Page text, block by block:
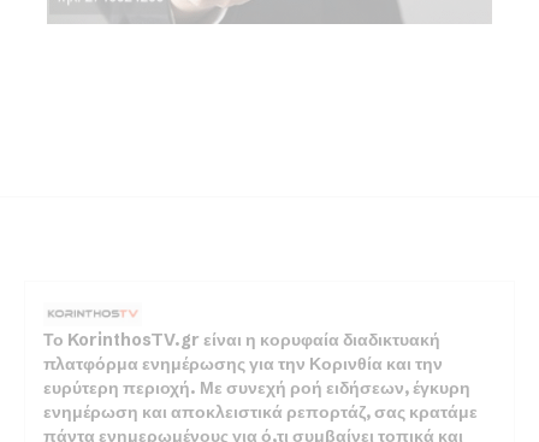
Το KorinthosTV.gr είναι η κορυφαία διαδικτυακή
πλατφόρμα ενημέρωσης για την Κορινθία και την
ευρύτερη περιοχή. Με συνεχή ροή ειδήσεων, έγκυρη
ενημέρωση και αποκλειστικά ρεπορτάζ, σας κρατάμε
πάντα ενημερωμένους για ό,τι συμβαίνει τοπικά και